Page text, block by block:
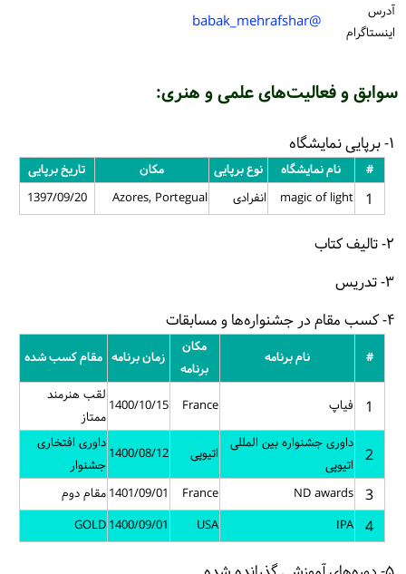
آدرس
اینستاگرام
@babak_mehrafshar
سوابق و فعالیت‌های علمی و هنری:
۱- برپایی نمایشگاه
# نام نمایشگاه نوع برپایی مکان تاریخ برپایی
1
magic of light انفرادی Azores, Portegual
1397/09/20
۲- تالیف کتاب
۳- تدریس
۴- کسب مقام در جشنواره‌ها و مسابقات
# نام برنامه
مکان
برنامه
زمان برنامه مقام کسب شده
1 فیاپ France
1400/10/15
لقب هنرمند
ممتاز
2
داوری جشنواره بین المللی
اتیوپی
اتیوپی 1400/08/12
داوری افتخاری
جشنوار
3
ND awards
France
1401/09/01مقام دوم
4
IPA
USA
1400/09/01
GOLD